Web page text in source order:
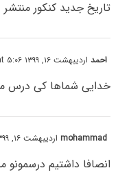
تاریخ جدید کنکور
احمداردیبهشت ۱۶, ۱۳۹۹ at ۵:۰۶ ب٫ظ
خدایی شماها کی درس
mohammadاردیبهشت ۱۶, ۱۳۹۹ at ۴:۵۳ ب٫ظ
انصافا داشتیم